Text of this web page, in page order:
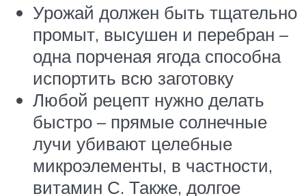
Урожай должен быть тщательно
промыт, высушен и перебран –
одна порченая ягода способна
испортить всю заготовку
Любой рецепт нужно делать
быстро – прямые солнечные
лучи убивают целебные
микроэлементы, в частности,
витамин С. Также, долгое